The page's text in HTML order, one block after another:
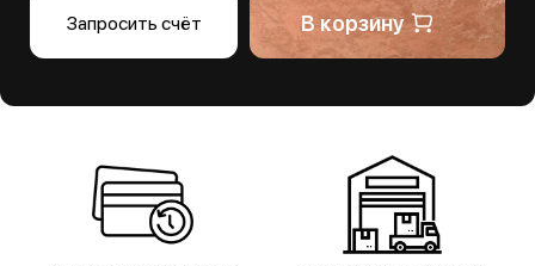
Запросить счёт В корзину